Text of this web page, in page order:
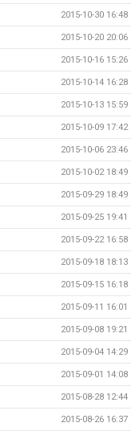
2015-10-30 16:48
2015-10-20 20:06
2015-10-16 15:26
2015-10-14 16:28
2015-10-13 15:59
2015-10-09 17:42
2015-10-06 23:46
2015-10-02 18:49
2015-09-29 18:49
2015-09-25 19:41
2015-09-22 16:58
2015-09-18 18:13
2015-09-15 16:18
2015-09-11 16:01
2015-09-08 19:21
2015-09-04 14:29
2015-09-01 14:08
2015-08-28 12:44
2015-08-26 16:37